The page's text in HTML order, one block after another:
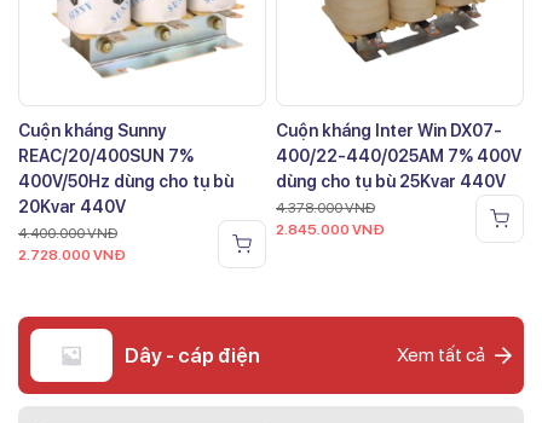
Cuộn kháng Sunny
REAC/20/400SUN 7%
400V/50Hz dùng cho tụ bù
20Kvar 440V
4.400.000VNĐ
2.728.000 VNĐ
Cuộn kháng Inter Win DX07-
400/22-440/025AM 7% 400V
dùng cho tụ bù 25Kvar 440V
4.378.000VNĐ
2.845.000 VNĐ
Dây - cáp điện Xem tất cả